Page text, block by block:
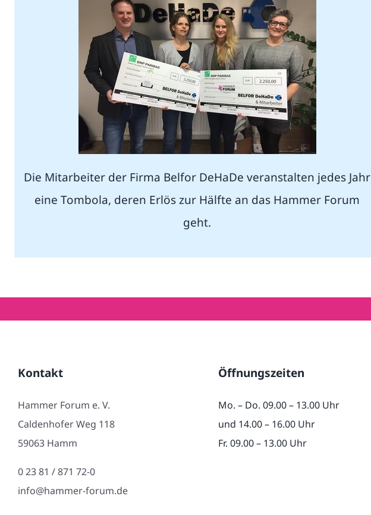
Die Mitarbeiter der Firma Belfor DeHaDe veranstalten jedes Jahr
eine Tombola, deren Erlös zur Hälfte an das Hammer Forum
geht.
Kontakt
Hammer Forum e. V.
Caldenhofer Weg 118
59063 Hamm
0 23 81 / 871 72-0
info@hammer-forum.de
Öffnungszeiten
Mo. – Do. 09.00 – 13.00 Uhr
und 14.00 – 16.00 Uhr
Fr. 09.00 – 13.00 Uhr